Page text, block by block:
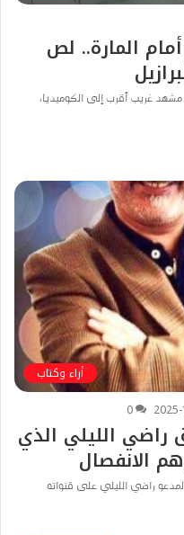
المارة.. لص
مشهد غريب أقرب إلى الكوميديا،
أراء وكتاب
0
راضي الليلي الذي
الانفصال
راضي الليلي على قنواته